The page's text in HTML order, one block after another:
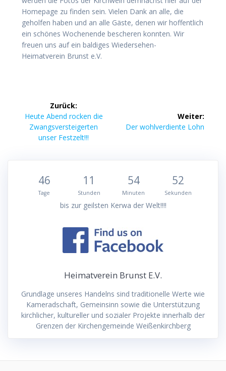
Homepage zu finden sein. Vielen Dank an alle, die
geholfen haben und an alle Gäste, denen wir hoffentlich
ein schönes Wochenende bescheren konnten. Wir
freuen uns auf ein baldiges Wiedersehen-
Heimatverein Brunst e.V.
Beitragsnavigation
Zurück:
Vorheriger
Beitrag:
Heute Abend rocken die
Zwangsversteigerten
unser Festzelt!!!
Weiter:
Nächster
Der wohlverdiente Lohn
46
Tage
11
Stunden
54
Minuten
52
Sekunden
bis zur geilsten Kerwa der Welt!!!!
Heimatverein Brunst E.V.
Grundlage unseres Handelns sind traditionelle Werte wie
Kameradschaft, Gemeinsinn sowie die Unterstützung
kirchlicher, kultureller und sozialer Projekte innerhalb der
Grenzen der Kirchengemeinde Weißenkirchberg